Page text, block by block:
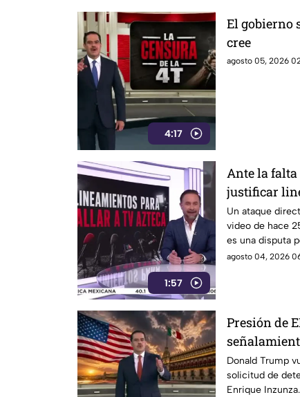
4:17
El gobierno
cree
agosto 05, 2026
1:57
Ante la
justificar
censurar, el
Un ataque
video de hace
es una disputa
por silenciar a
agosto 04, 2026
Presión de
Moya y
Donald Trump
solicitud de
Enrique